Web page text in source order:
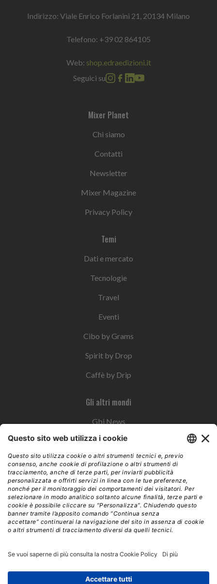
Indirizzo: Viale Enrico Forlanini 21, 20134 Milano
Telefono: +39 02 864105
Web: shop.edraedizioni.it
Seguici su
Mixer Planet
Chi siamo
Contatti
Newsletter
Mixer Magazine
Privacy Policy
Temi
Dati e mercato
Tecnologie
Travel
Eventi
Cibo by Grams
Spirit by Drop
Caffè by Drip
Gli altri mondi
Gbi News
Instoremag
Esplora il gruppo
Edra Edizioni
Edizioni LSWR
LSWR Group
Mixer è un prodotto del network Edra Edizioni. Direzione, amministrazione,